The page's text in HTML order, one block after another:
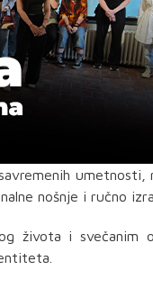
umetnosti,
nošnje i ručno
života i svečanim